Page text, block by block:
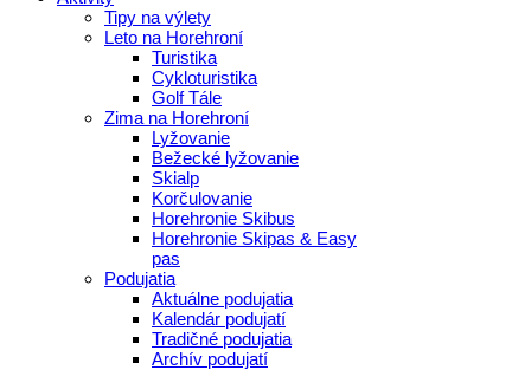
Tipy na výlety
Leto na Horehroní
Turistika
Cykloturistika
Golf Tále
Zima na Horehroní
Lyžovanie
Bežecké lyžovanie
Skialp
Korčulovanie
Horehronie Skibus
Horehronie Skipas & Easy
pas
Podujatia
Aktuálne podujatia
Kalendár podujatí
Tradičné podujatia
Archív podujatí